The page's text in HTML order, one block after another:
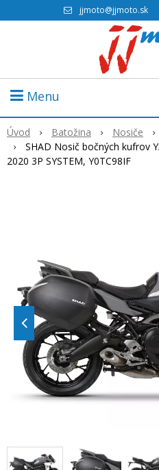
jjmoto@jjmoto.sk
Menu
Úvod Batožina Nosiče
SHAD Nosič bočných kufrov
2020 3P SYSTEM, Y0TC98IF